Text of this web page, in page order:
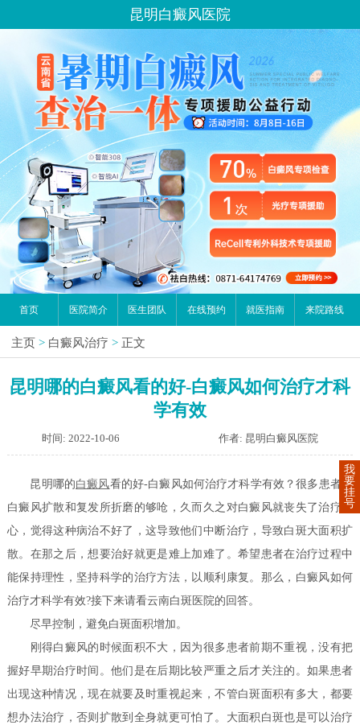
昆明白癜风医院
首页 医院简介 医生团队 在线预约 就医指南 来院路线
主页 > 白癜风治疗 > 正文
昆明哪的白癜风看的好-白癜风如何治疗才科
学有效
时间: 2022-10-06 作者: 昆明白癜风医院
昆明哪的白癜风看的好-白癜风如何治疗才科学有效？很多患者被
白癜风扩散和复发所折磨的够呛，久而久之对白癜风就丧失了治疗信
心，觉得这种病治不好了，这导致他们中断治疗，导致白斑大面积扩
散。在那之后，想要治好就更是难上加难了。希望患者在治疗过程中
能保持理性，坚持科学的治疗方法，以顺利康复。那么，白癜风如何
治疗才科学有效?接下来请看云南白斑医院的回答。
尽早控制，避免白斑面积增加。
刚得白癜风的时候面积不大，因为很多患者前期不重视，没有把
握好早期治疗时间。他们是在后期比较严重之后才关注的。如果患者
出现这种情况，现在就要及时重视起来，不管白斑面积有多大，都要
想办法治疗，否则扩散到全身就更可怕了。大面积白斑也是可以治疗
我
要
挂
号